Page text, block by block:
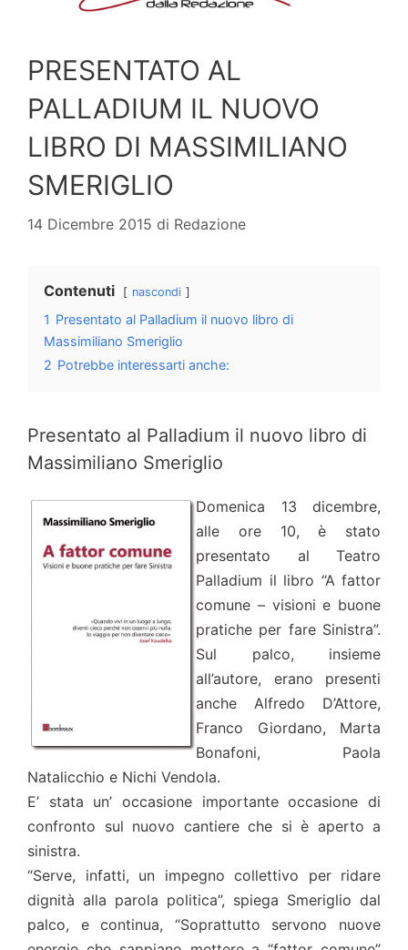
PRESENTATO AL
PALLADIUM IL NUOVO
LIBRO DI MASSIMILIANO
SMERIGLIO
14 Dicembre 2015 di Redazione
Contenuti nascondi
1 Presentato al Palladium il nuovo libro di
Massimiliano Smeriglio
2 Potrebbe interessarti anche:
Presentato al Palladium il nuovo libro di
Massimiliano Smeriglio
Domenica 13 dicembre,
alle ore 10, è stato
presentato al Teatro
Palladium il libro “A fattor
comune – visioni e buone
pratiche per fare Sinistra”.
Sul palco, insieme
all’autore, erano presenti
anche Alfredo D’Attore,
Franco Giordano, Marta
Bonafoni, Paola
Natalicchio e Nichi Vendola.
E’ stata un’ occasione importante occasione di
confronto sul nuovo cantiere che si è aperto a
sinistra.
“Serve, infatti, un impegno collettivo per ridare
dignità alla parola politica”, spiega Smeriglio dal
palco, e continua, “Soprattutto servono nuove